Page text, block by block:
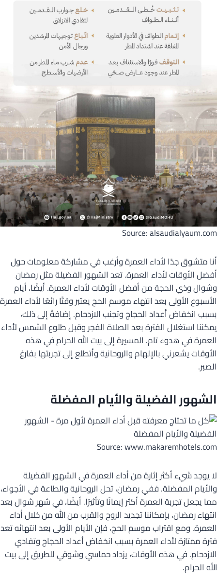
Source: alsaudialyaum.com
أنا متشوق جدًا لأداء العمرة وأرغب في مشاركة معلومات حول
أفضل الأوقات لأداء العمرة. تعد الشهور الفضيلة مثل رمضان
وشوال وذي الحجة من أفضل الأوقات لأداء العمرة. أيضًا، أيام
الأسبوع الأولى بعد انتهاء موسم الحج يعتبر وقتًا رائعًا لأداء العمرة
بسبب انخفاض أعداد الحجاج وتجنب الازدحام. إضافةً إلى ذلك،
يمكننا استغلال الفترة بعد الصلاة الفجر وقبل طلوع الشمس لأداء
العمرة في هدوء تام. المسيرة إلى بيت الله الحرام في هذه
الأوقات يشعرني بالإلهام والروحانية وأتطلع إلى تجربتها بفارغ
الصبر.
الشهور الفضيلة والأيام المفضلة
Source: www.makaremhotels.com
لا يوجد شيء أكثر إثارة من أداء العمرة في الشهور الفضيلة
والأيام المفضلة. ففي رمضان، تحل الروحانية والطاعة في الأجواء،
مما يجعل تجربة العمرة أكثر إيمانًا وتأثيرًا. أيضًا، في شهر شوال بعد
انتهاء رمضان، بإمكاننا تجديد الروح والقرب من الله من خلال أداء
العمرة. ومع اقتراب موسم الحج، فإن الأيام الأولى بعد انتهائه تعد
فترة ممتازة لأداء العمرة بسبب انخفاض أعداد الحجاج وتفادي
الازدحام. في هذه الأوقات، يزداد حماسي وشوقي للطريق إلى بيت
الله الحرام.